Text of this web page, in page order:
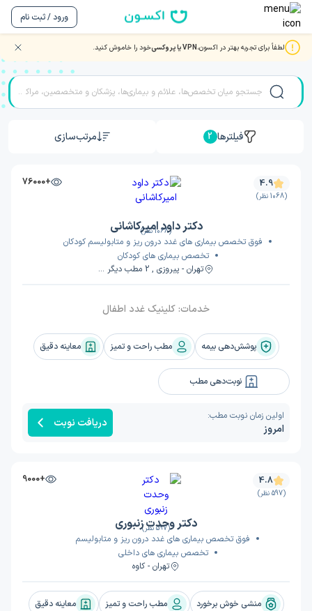
ورود / ثبت نام
لطفاً برای تجربه بهتر در اکسون،VPN یا پروکسی خود را خاموش کنید.
نوبت دهی بهترین دکتر و متخصصان غدد و متابولیسم
فیلترها 2 مرتب‌سازی
(1068 نظر)
+76000 4.9
(1068 نظر)
دکتر داود امیرکاشانی
فوق تخصص بیماری های غدد درون ریز و متابولیسم کودکان
تخصص بیماری های کودکان
تهران - پیروزی , 2 مطب دیگر ...
خدمات: کلینیک غدد اطفال
پوشش‌دهی بیمه مطب راحت و تمیز معاینه دقیق
نوبت‌دهی مطب
اولین زمان نوبت مطب:
امروز دریافت نوبت
(597 نظر)
+9000 4.8
(597 نظر)
دکتر وحدت زنبوری
فوق تخصص بیماری های غدد درون ریز و متابولیسم
تخصص بیماری های داخلی
تهران - کاوه
منشی خوش برخورد مطب راحت و تمیز معاینه دقیق